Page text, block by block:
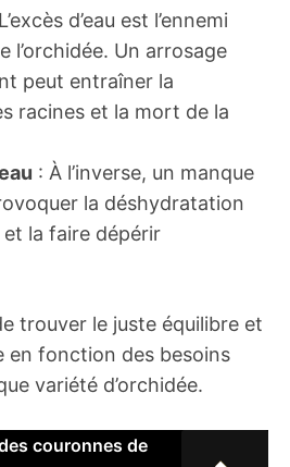
d’eau est l’ennemi
l’orchidée. Un arrosage
peut entraîner la
racines et la mort de la
: À l’inverse, un manque
la déshydratation
et la faire dépérir
trouver le juste équilibre et
en fonction des besoins
variété d’orchidée.
couronnes de